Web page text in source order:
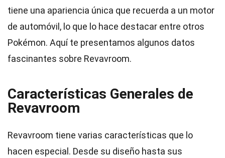
tiene una apariencia única que recuerda a un motor
de automóvil, lo que lo hace destacar entre otros
Pokémon. Aquí te presentamos algunos datos
fascinantes sobre Revavroom.
Características Generales de
Revavroom
Revavroom tiene varias características que lo
hacen especial. Desde su diseño hasta sus